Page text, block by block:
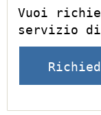
Vuoi
servizio di